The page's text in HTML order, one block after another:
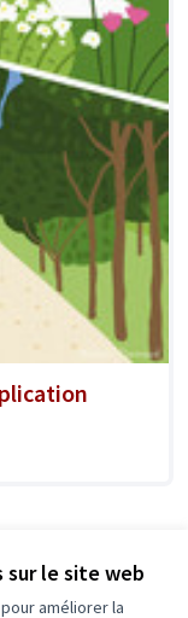
sur le site web
améliorer la